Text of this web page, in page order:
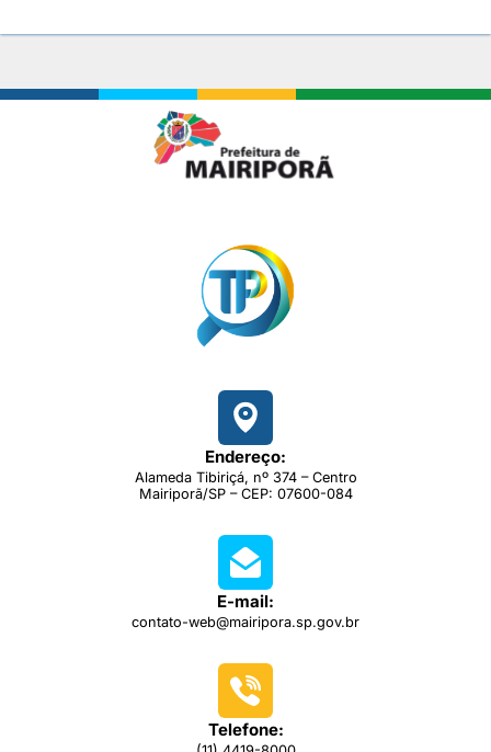
Endereço:
Alameda Tibiriçá, nº 374 – Centro
Mairiporã/SP – CEP: 07600-084
E-mail:
contato-web@mairipora.sp.gov.br
Telefone: